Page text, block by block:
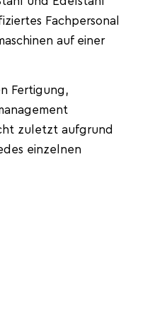
Fachpersonal
auf einer
Fertigung,
zuletzt aufgrund
einzelnen